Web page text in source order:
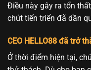
Điều này gây ra tổn
chút tiến triển đã dần
CEO HELLO88 đã trở
Ở thời điểm hiện tại,